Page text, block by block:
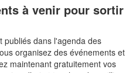
à venir pour sortir
publiés dans l'agenda des
organisez des événements et
maintenant gratuitement vos